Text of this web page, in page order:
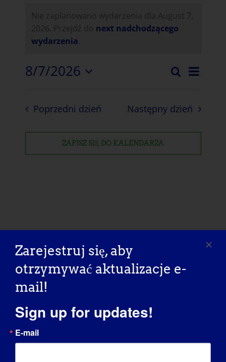
Nie zaplanowano wydarzenia dla August 7,
2026. Przejdź do next nadchodzącego
wydarzenia
Dzień
8/7/2026
Poprzedni dzień Następny dzień
ZAPISZ SIĘ DO KALENDARZA
Zarejestruj się, aby
otrzymywać aktualizacje e-
mail!
Sign up for updates!
E-mail